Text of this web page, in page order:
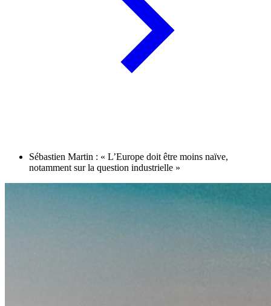
Sébastien Martin : « L’Europe doit être moins naïve,
notamment sur la question industrielle »